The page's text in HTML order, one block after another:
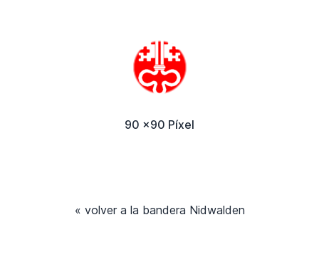
90 x90 Píxel
« volver a la bandera Nidwalden